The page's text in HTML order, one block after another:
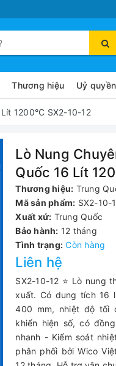
Thương hiệu Uỷ
1200°C SX2-10-12
Lò Nung
Quốc 16 Lít
Thương hiệu: Trung
Mã sản phẩm: SX2-10-
Xuất xứ: Trung Quốc
Bảo hành: 12 tháng
Tình trạng: Còn hàng
Liên hệ
SX2-10-12 ⭐ Lò nung
xuất. Có dung tích
400 mm, nhiệt độ tối
khiển hiện số, có
nhanh - Kiểm soát
phân phối bởi Wico